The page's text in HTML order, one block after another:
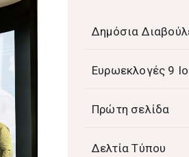
Δημόσια
Ευρωεκλογές 9
Πρώτη σελίδα
Δελτία Τύπου